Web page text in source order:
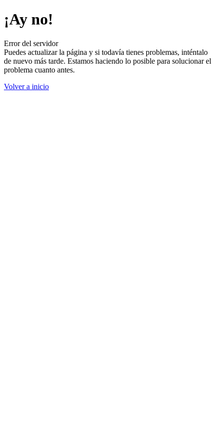
¡Ay no!
Error del servidor
Puedes actualizar la página y si todavía tienes problemas, inténtalo
de nuevo más tarde. Estamos haciendo lo posible para solucionar el
problema cuanto antes.
Volver a inicio